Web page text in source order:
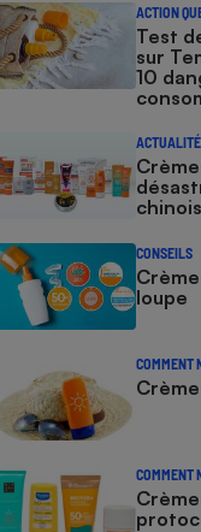
ACTION
Test
sur
10
ACTUALITÉ
CONSEILS
loupe
COMMENT
COMMENT